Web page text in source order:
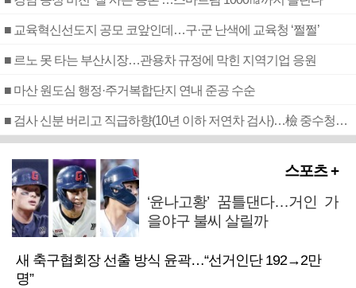
■ 교육혁신선도지 공모 코앞인데…구·군 난색에 교육청 ‘쩔쩔’
■ 르노 못 타는 부산시장…관용차 규정에 막힌 지역기업 응원
■ 마산 원도심 행정·주거복합단지 연내 준공 수순
■ 검사 신분 버리고 직급하향(10년 이하 저연차 검사)…檢 중수청행 기피
스포츠 +
‘윤나고황’ 꿈틀댄다…거인 가
을야구 불씨 살릴까
새 축구협회장 선출 방식 윤곽…“선거인단 192→2만
명”